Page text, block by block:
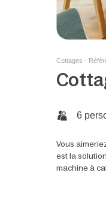
Cottages -
6
Vous
est la
machine à